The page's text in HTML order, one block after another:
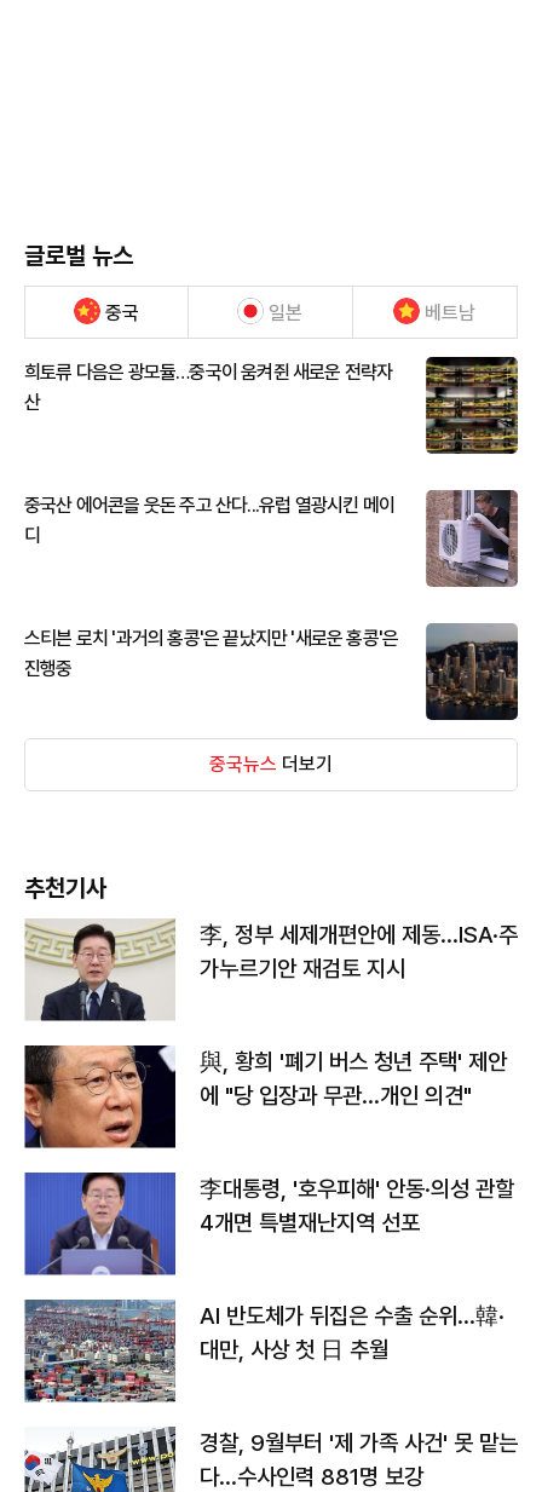
글로벌 뉴스
중국 일본 베트남
희토류 다음은 광모듈…중국이 움켜쥔 새로운 전략자
산
중국산 에어콘을 웃돈 주고 산다...유럽 열광시킨 메이
디
스티븐 로치 '과거의 홍콩'은 끝났지만 '새로운 홍콩'은
진행중
중국뉴스 더보기
추천기사
李, 정부 세제개편안에 제동…ISA·주
가누르기안 재검토 지시
與, 황희 '폐기 버스 청년 주택' 제안
에 "당 입장과 무관…개인 의견"
李대통령, '호우피해' 안동·의성 관할
4개면 특별재난지역 선포
AI 반도체가 뒤집은 수출 순위…韓·
대만, 사상 첫 日 추월
경찰, 9월부터 '제 가족 사건' 못 맡는
다…수사인력 881명 보강